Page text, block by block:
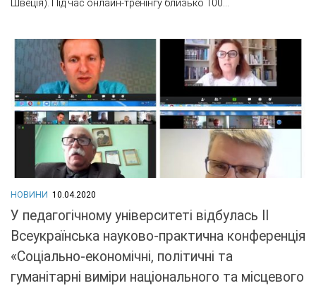
Швеція). Під час онлайн-тренінгу близько 100...
НОВИНИ 10.04.2020
У педагогічному університеті відбулась ІІ
Всеукраїнська науково-практична конференція
«Соціально-економічні, політичні та
гуманітарні виміри національного та місцевого